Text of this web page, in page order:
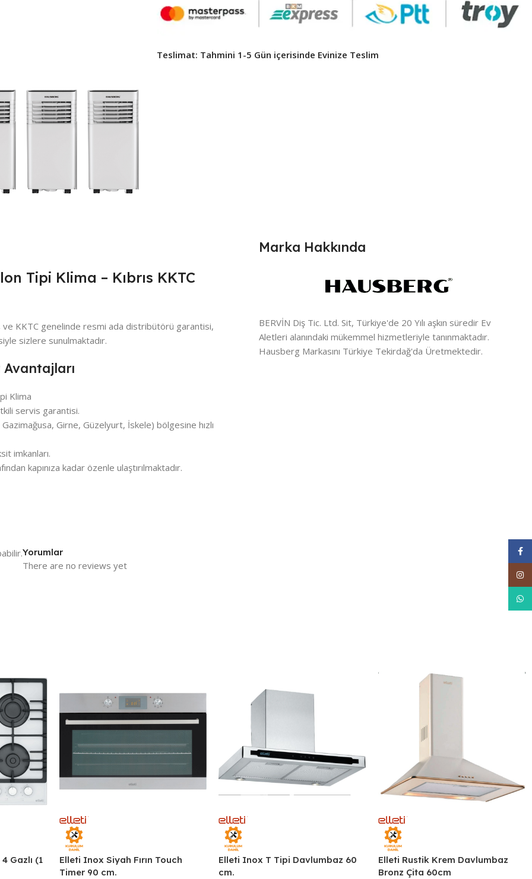
Teslimat: Tahmini 1-5 Gün içerisinde Evinize Teslim ​
Tipi Klima – Kıbrıs KKTC
ve KKTC genelinde resmi ada distribütörü garantisi,
sizlere sunulmaktadır.
Klima
servis garantisi.
Girne, Güzelyurt, İskele) bölgesine hızlı
imkanları.
kapınıza kadar özenle ulaştırılmaktadır.
Marka Hakkında
BERVİN Diş Tic. Ltd. Sit, Türkiye'de 20 Yılı aşkın süredir Ev
Aletleri alanındaki mükemmel hizmetleriyle tanınmaktadır.
Hausberg Markasını Türkiye Tekirdağ'da Üretmektedir.
Yorumlar
There are no reviews yet
Gazlı (1
Elleti Inox Siyah Fırın Touch
Timer 90 cm.
Elleti Inox T Tipi Davlumbaz 60
cm.
Elleti Rustik Krem Davlumbaz
Bronz Çita 60cm